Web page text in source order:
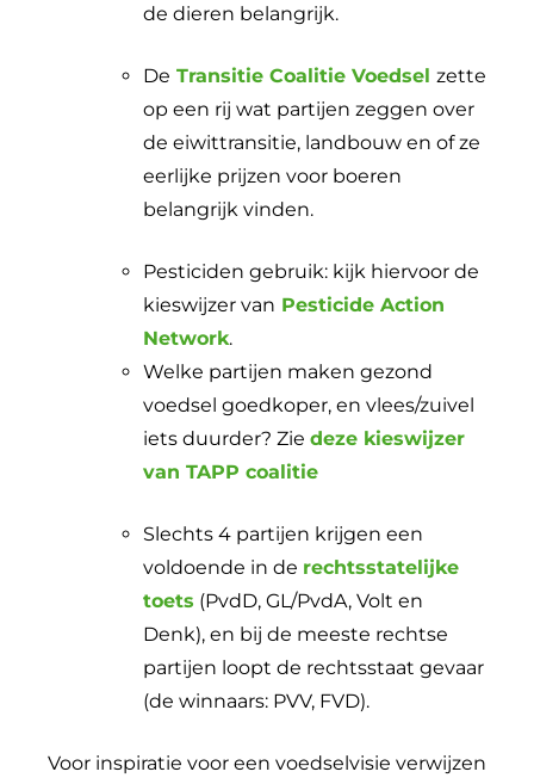
de dieren belangrijk.
De Transitie Coalitie Voedsel zette
op een rij wat partijen zeggen over
de eiwittransitie, landbouw en of ze
eerlijke prijzen voor boeren
belangrijk vinden.
Pesticiden gebruik: kijk hiervoor de
kieswijzer van Pesticide Action
Network.
Welke partijen maken gezond
voedsel goedkoper, en vlees/zuivel
iets duurder? Zie deze kieswijzer
van TAPP coalitie
Slechts 4 partijen krijgen een
voldoende in de rechtsstatelijke
toets (PvdD, GL/PvdA, Volt en
Denk), en bij de meeste rechtse
partijen loopt de rechtsstaat gevaar
(de winnaars: PVV, FVD).
Voor inspiratie voor een voedselvisie verwijzen